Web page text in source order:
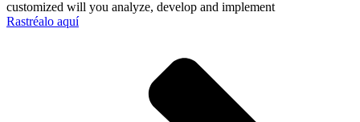
customized will you analyze, develop and implement
Rastréalo aquí